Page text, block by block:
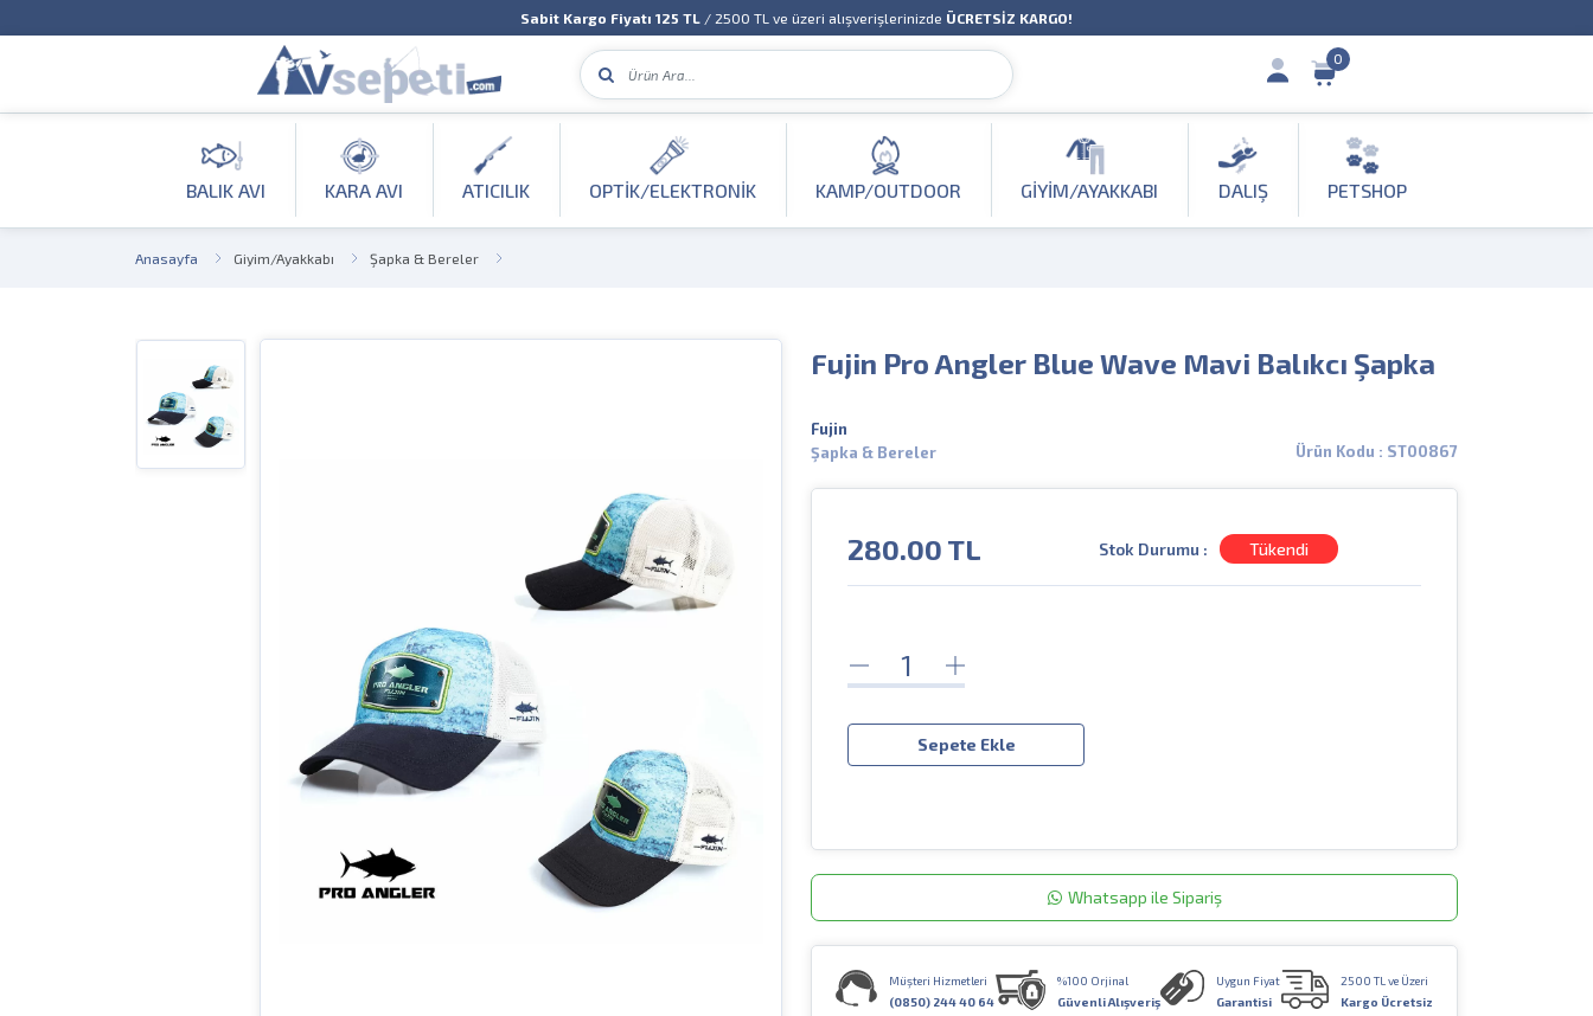
Sabit Kargo Fiyatı 125 TL / 2500 TL ve üzeri alışverişlerinizde ÜCRETSİZ KARGO!
0
BALIK AVI KARA AVI ATICILIK OPTIK/ELEKTRONIK KAMP/OUTDOOR GIYIM/AYAKKABI DALIŞ PETSHOP
Anasayfa Giyim/Ayakkabı Şapka & Bereler
Fujin Pro Angler Blue Wave Mavi Balıkcı Şapka
Fujin
Şapka & Bereler
Ürün Kodu : ST00867
280.00 TL Stok Durumu : Tükendi
Sepete Ekle
Whatsapp ile Sipariş
Müşteri Hizmetleri
(0850) 244 40 64
%100 Orjinal
Güvenli Alışveriş
Uygun Fiyat
Garantisi
2500 TL ve Üzeri
Kargo Ücretsiz